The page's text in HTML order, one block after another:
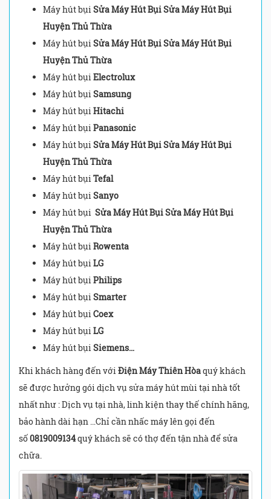
Máy hút bụi Sửa Máy Hút Bụi Sửa Máy Hút Bụi
Huyện Thủ Thừa
Máy hút bụi Sửa Máy Hút Bụi Sửa Máy Hút Bụi
Huyện Thủ Thừa
Máy hút bụi Electrolux
Máy hút bụi Samsung
Máy hút bụi Hitachi
Máy hút bụi Panasonic
Máy hút bụi Sửa Máy Hút Bụi Sửa Máy Hút Bụi
Huyện Thủ Thừa
Máy hút bụi Tefal
Máy hút bụi Sanyo
Máy hút bụi Sửa Máy Hút Bụi Sửa Máy Hút Bụi
Huyện Thủ Thừa
Máy hút bụi Rowenta
Máy hút bụi LG
Máy hút bụi Philips
Máy hút bụi Smarter
Máy hút bụi Coex
Máy hút bụi LG
Máy hút bụi Siemens…
Khi khách hàng đến với Điện Máy Thiên Hòaquý khách
sẽ được hưởng gói dịch vụ sửa máy hút mùi tại nhà tốt
nhất như : Dịch vụ tại nhà, linh kiện thay thế chính hãng,
bảo hành dài hạn …Chỉ cần nhấc máy lên gọi đến
số0819009134quý khách sẽ có thợ đến tận nhà để sửa
chữa.